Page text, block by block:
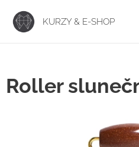
KURZY & E-SHOP
Roller